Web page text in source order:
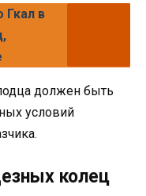
Гкал в
должен быть
условий
колец